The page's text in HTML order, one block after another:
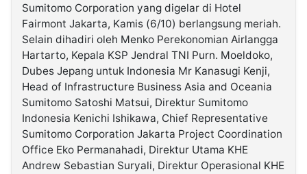
Sumitomo Corporation yang digelar di Hotel
Fairmont Jakarta, Kamis (6/10) berlangsung meriah.
Selain dihadiri oleh Menko Perekonomian Airlangga
Hartarto, Kepala KSP Jendral TNI Purn. Moeldoko,
Dubes Jepang untuk Indonesia Mr Kanasugi Kenji,
Head of Infrastructure Business Asia and Oceania
Sumitomo Satoshi Matsui, Direktur Sumitomo
Indonesia Kenichi Ishikawa, Chief Representative
Sumitomo Corporation Jakarta Project Coordination
Office Eko Permanahadi, Direktur Utama KHE
Andrew Sebastian Suryali, Direktur Operasional KHE